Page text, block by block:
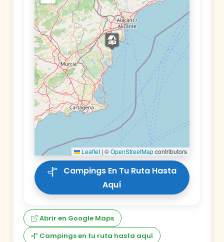
Leaflet | ©OpenStreetMapcontributors
Aquí
Abrir en Google Maps
Campings en tu ruta hasta aquí